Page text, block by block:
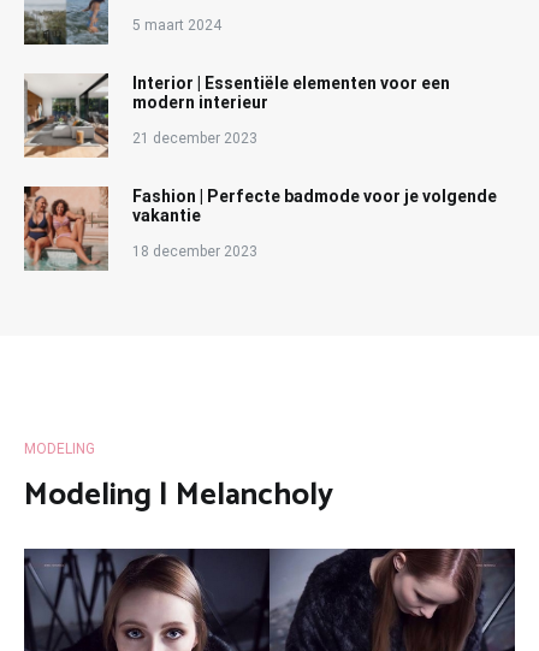
5 maart 2024
Interior | Essentiële elementen voor een
modern interieur
21 december 2023
Fashion | Perfecte badmode voor je volgende
vakantie
18 december 2023
MODELING
Modeling | Melancholy